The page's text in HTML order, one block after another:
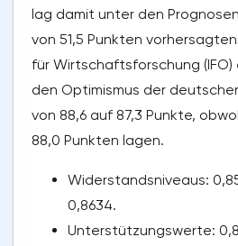
lag damit unter den
von 51,5 Punkten
für Wirtschaftsforschung
den Optimismus der
von 88,6 auf 87,3 Punkte,
88,0 Punkten lagen.
Widerstandsniveaus:
0,8634.
Unterstützungswerte: